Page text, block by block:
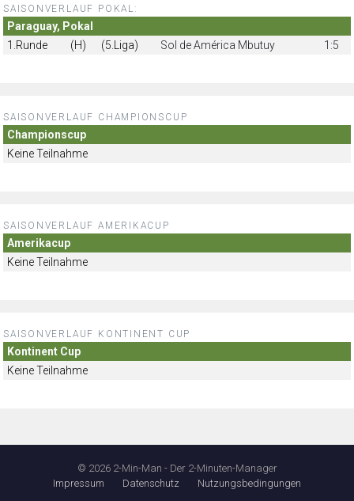
SAISONVERLAUF POKAL:
Paraguay, Pokal
1.Runde
(H) (5.Liga) Sol de América Mbutuy 1:5
SAISONVERLAUF CHAMPIONSCUP
Championscup
Keine Teilnahme
SAISONVERLAUF AMERIKACUP
Amerikacup
Keine Teilnahme
SAISONVERLAUF KONTINENT CUP
Kontinent Cup
Keine Teilnahme
© 2026 2-Min-Man - Der 2-Minuten-Manager
Impressum
Datenschutz Nutzungsbedingungen